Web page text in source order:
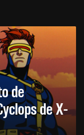
de
de X-